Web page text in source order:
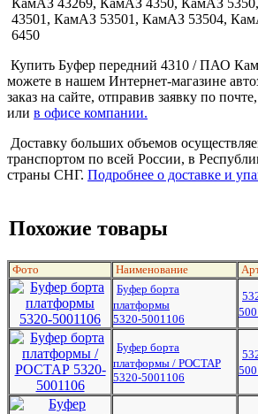
КамАЗ 43269, КамАЗ 4350, КамАЗ
43501, КамАЗ 53501, КамАЗ 53504,
6450
Купить Буфер передний 4310 / ПАО
можете в нашем Интернет-магазине
заказ на сайте, отправив заявку по
или в офисе компании.
Доставку больших объемов
транспортом по всей России, в
страны СНГ. Подробнее о доставке и
Похожие товары
Фото Наименование
Буфер борта
платформы
5320-5001106
Буфер борта
платформы / РОСТАР
5320-5001106